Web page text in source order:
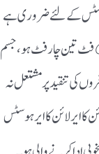
ہوسٹس کے لئے ضروری ہے
کہ ان کی عمر کم از کم ١٧ سال اور زیادہ سے زیادہ ٢٦ سال ہو، قد ٥ فٹ تین چار فٹ ہو، جسم
، مسافروں کی تنقید پر مشتعل نہ
ایر لائن کا ایر ہوسٹس